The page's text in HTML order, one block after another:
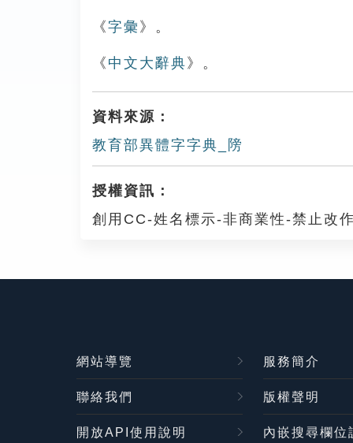
《字彙 》。
《 中文大辭典 》。
資料來源：
教育部異體字字典_䧛
授權資訊：
創用CC-姓名標示-非商業性-禁止改
網站導覽 服務簡介
聯絡我們 版權聲明
開放API使用說明 內嵌搜尋欄位